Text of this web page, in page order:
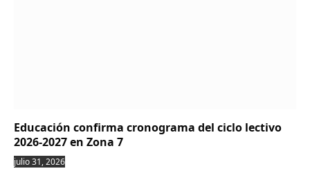
Educación confirma cronograma del ciclo lectivo
2026-2027 en Zona 7
julio 31, 2026